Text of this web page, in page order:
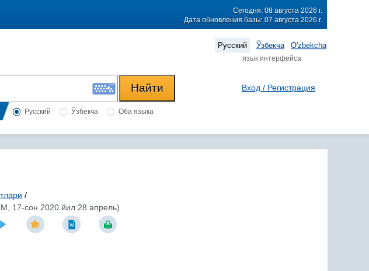
Сегодня: 08 августа 2026 г.
Дата обновления базы: 07 августа 2026 г.
Русский Ўзбекча O'zbekcha
язык интерфейса
Русский Ўзбекча Оба языка
Вход / Регистрация
/
17-сон 2020 йил 28 апрель)